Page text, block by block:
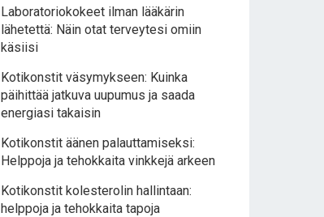
Laboratoriokokeet ilman lääkärin
lähetettä: Näin otat terveytesi omiin
käsiisi
Kotikonstit väsymykseen: Kuinka
päihittää jatkuva uupumus ja saada
energiasi takaisin
Kotikonstit äänen palauttamiseksi:
Helppoja ja tehokkaita vinkkejä arkeen
Kotikonstit kolesterolin hallintaan:
helppoja ja tehokkaita tapoja